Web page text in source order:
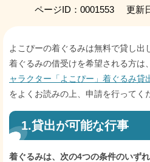
ページID：0001553 更新
よこぴーの着ぐるみは無料で貸し出
着ぐるみの借受けを希望される方は、
ャラクター「よこぴー」着ぐるみ貸
をよくお読みの上、申請を行ってく
1.貸出が可能な行事
着ぐるみは、次の4つの条件のいず